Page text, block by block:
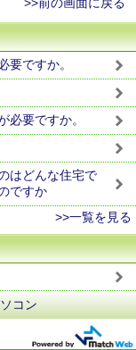
要ですか。
必要ですか。
はどんな住宅で
ですか
>>一覧を見る
コン